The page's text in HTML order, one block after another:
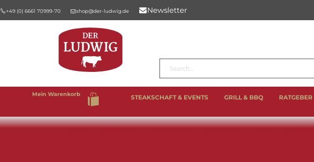
+49 (0) 6661 70999-70 shop@der-ludwig.de Newsletter
Mein Warenkorb
Suche
STEAKSCHAFT & EVENTS GRILL & BBQ RATGEBER